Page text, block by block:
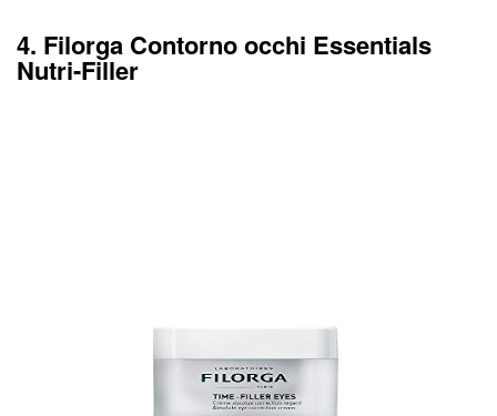
4. Filorga Contorno occhi Essentials
Nutri-Filler